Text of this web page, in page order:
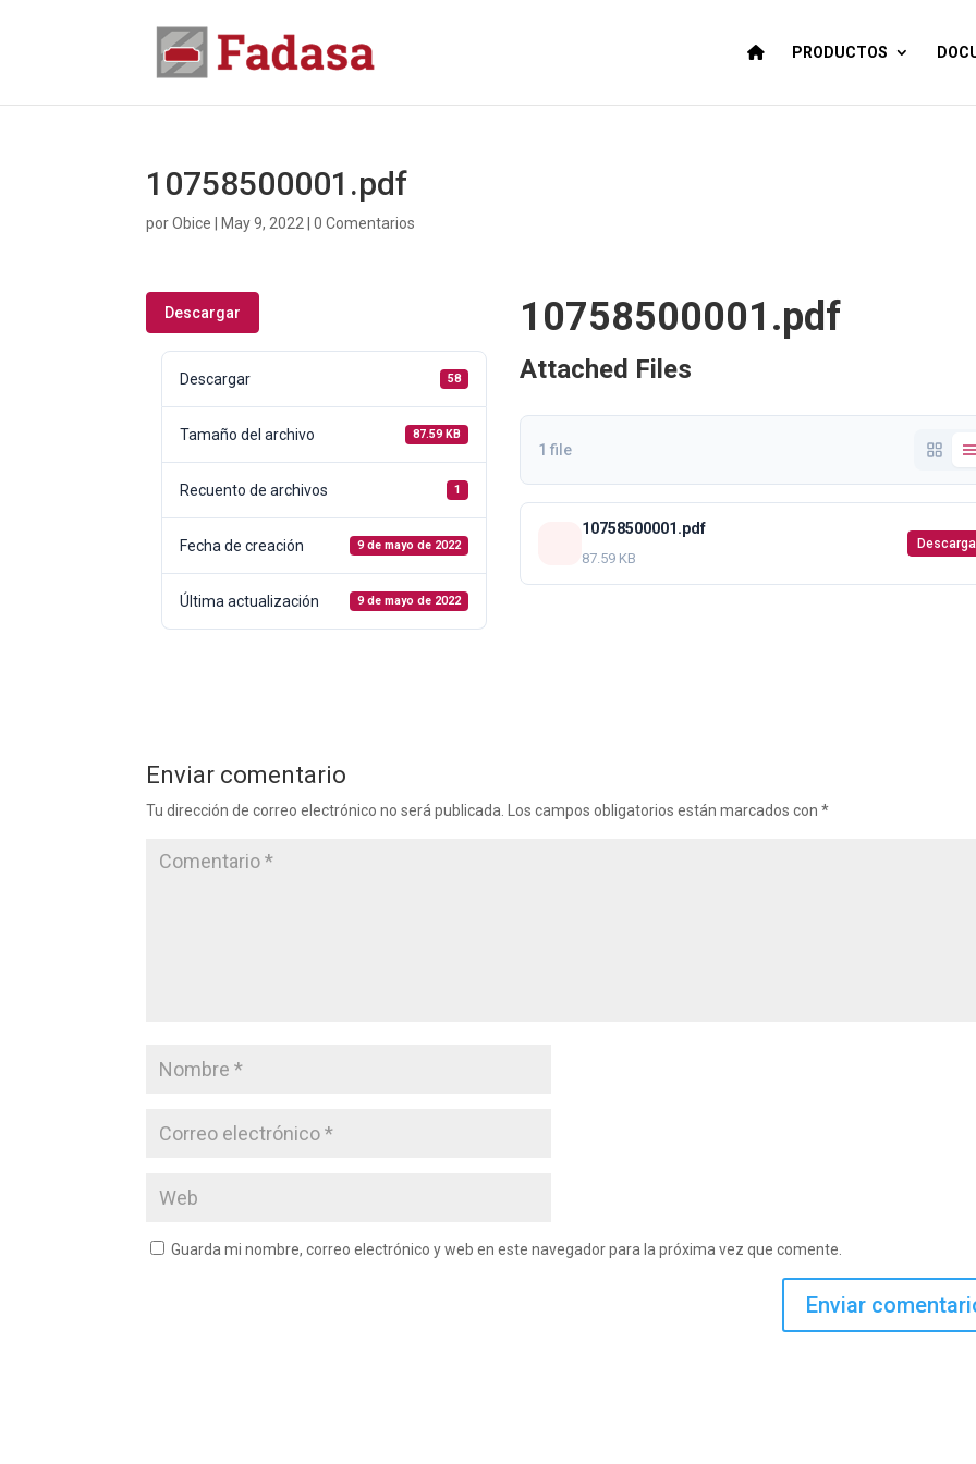
PRODUCTOS
10758500001.pdf
porObice May 9, 2022 |0 Comentarios
Descargar
Descargar 58
Tamaño del archivo 87.59 KB
Recuento de archivos 1
Fecha de creación 9 de mayo de 2022
Última actualización 9 de mayo de 2022
10758500001.pdf
Attached Files
1 file
10758500001.pdf
87.59 KB
Enviar comentario
Tu dirección de correo electrónico no será publicada. Los campos obligatorios están marcados con*
Guarda mi nombre, correo electrónico y web en este navegador para la próxima vez que comente.